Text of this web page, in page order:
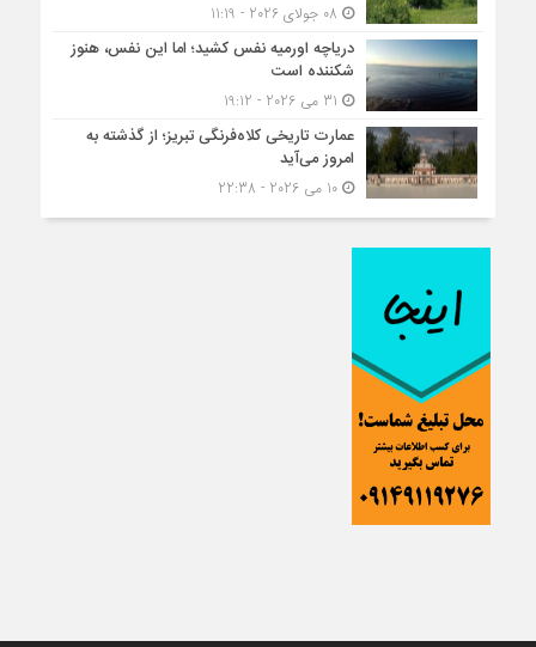
دریاچه اورمیه نفس کشید؛ اما این نفس، هنوز
شکننده است
عمارت تاریخی کلاه‌فرنگی تبریز؛ از گذشته به
امروز می‌آید
10 می 2026 - 22:38